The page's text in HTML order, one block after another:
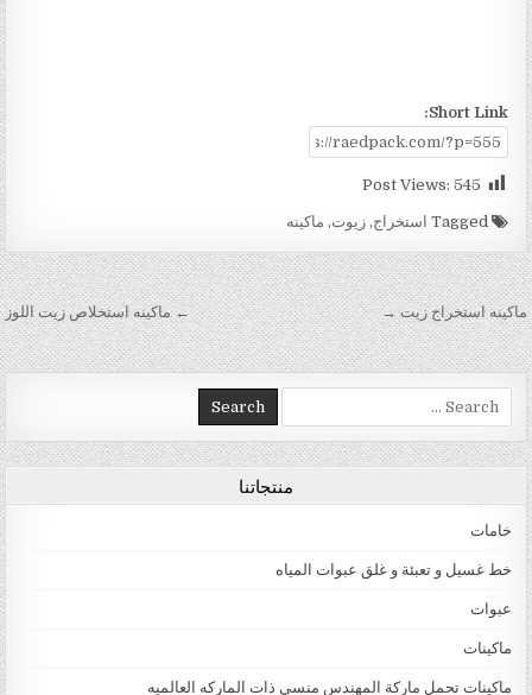
Short Link:
Post Views: 545
Tagged استخراج,زيوت, ماكينه
تصفّح المقالات ← ماكينه استخلاص زيت اللوز ماكينه استخراج زيت →
Search for:
منتجاتنا
خامات
خط غسيل و تعبئة و غلق عبوات المياه
عبوات
ماكينات
ماكينات تحمل ماركة المهندس منسي ذات الماركه العالميه